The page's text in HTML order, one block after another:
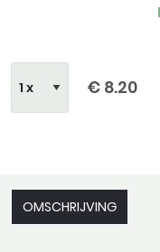
€ 8.20
OMSCHRIJVING